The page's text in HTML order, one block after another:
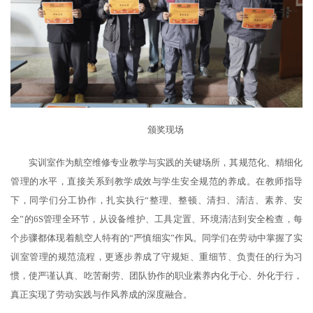
颁奖现场
实训室作为航空维修专业教学与实践的关键场所，其规范化、精细化
管理的水平，直接关系到教学成效与学生安全规范的养成。在教师指导
下，同学们分工协作，扎实执行“整理、整顿、清扫、清洁、素养、安
全”的6S管理全环节，从设备维护、工具定置、环境清洁到安全检查，每
个步骤都体现着航空人特有的“严慎细实”作风。同学们在劳动中掌握了实
训室管理的规范流程，更逐步养成了守规矩、重细节、负责任的行为习
惯，使严谨认真、吃苦耐劳、团队协作的职业素养内化于心、外化于行，
真正实现了劳动实践与作风养成的深度融合。